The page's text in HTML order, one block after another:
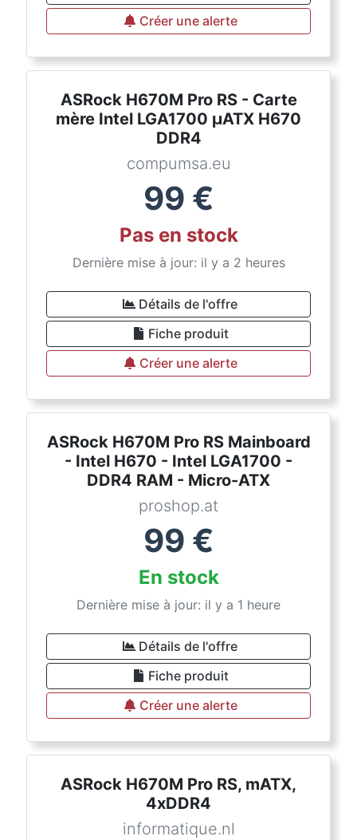
Créer une alerte
ASRock H670M Pro RS - Carte
mère Intel LGA1700 µATX H670
DDR4
compumsa.eu
99 €
Pas en stock
Dernière mise à jour: il y a 2 heures
Détails de l'offre
Fiche produit
Créer une alerte
ASRock H670M Pro RS Mainboard
- Intel H670 - Intel LGA1700 -
DDR4 RAM - Micro-ATX
proshop.at
99 €
En stock
Dernière mise à jour: il y a 1 heure
Détails de l'offre
Fiche produit
Créer une alerte
ASRock H670M Pro RS, mATX,
4xDDR4
informatique.nl